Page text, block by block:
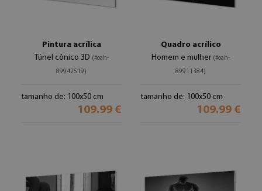
Pintura acrílica
Túnel cônico 3D (#oah-
89942519)
tamanho de: 100x50 cm
109.99 €
Quadro acrílico
Homem e mulher (#oah-
89911384)
tamanho de: 100x50 cm
109.99 €